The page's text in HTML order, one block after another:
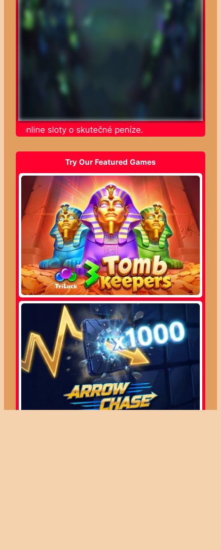
online sloty o skutečné peníze.
Try Our Featured Games